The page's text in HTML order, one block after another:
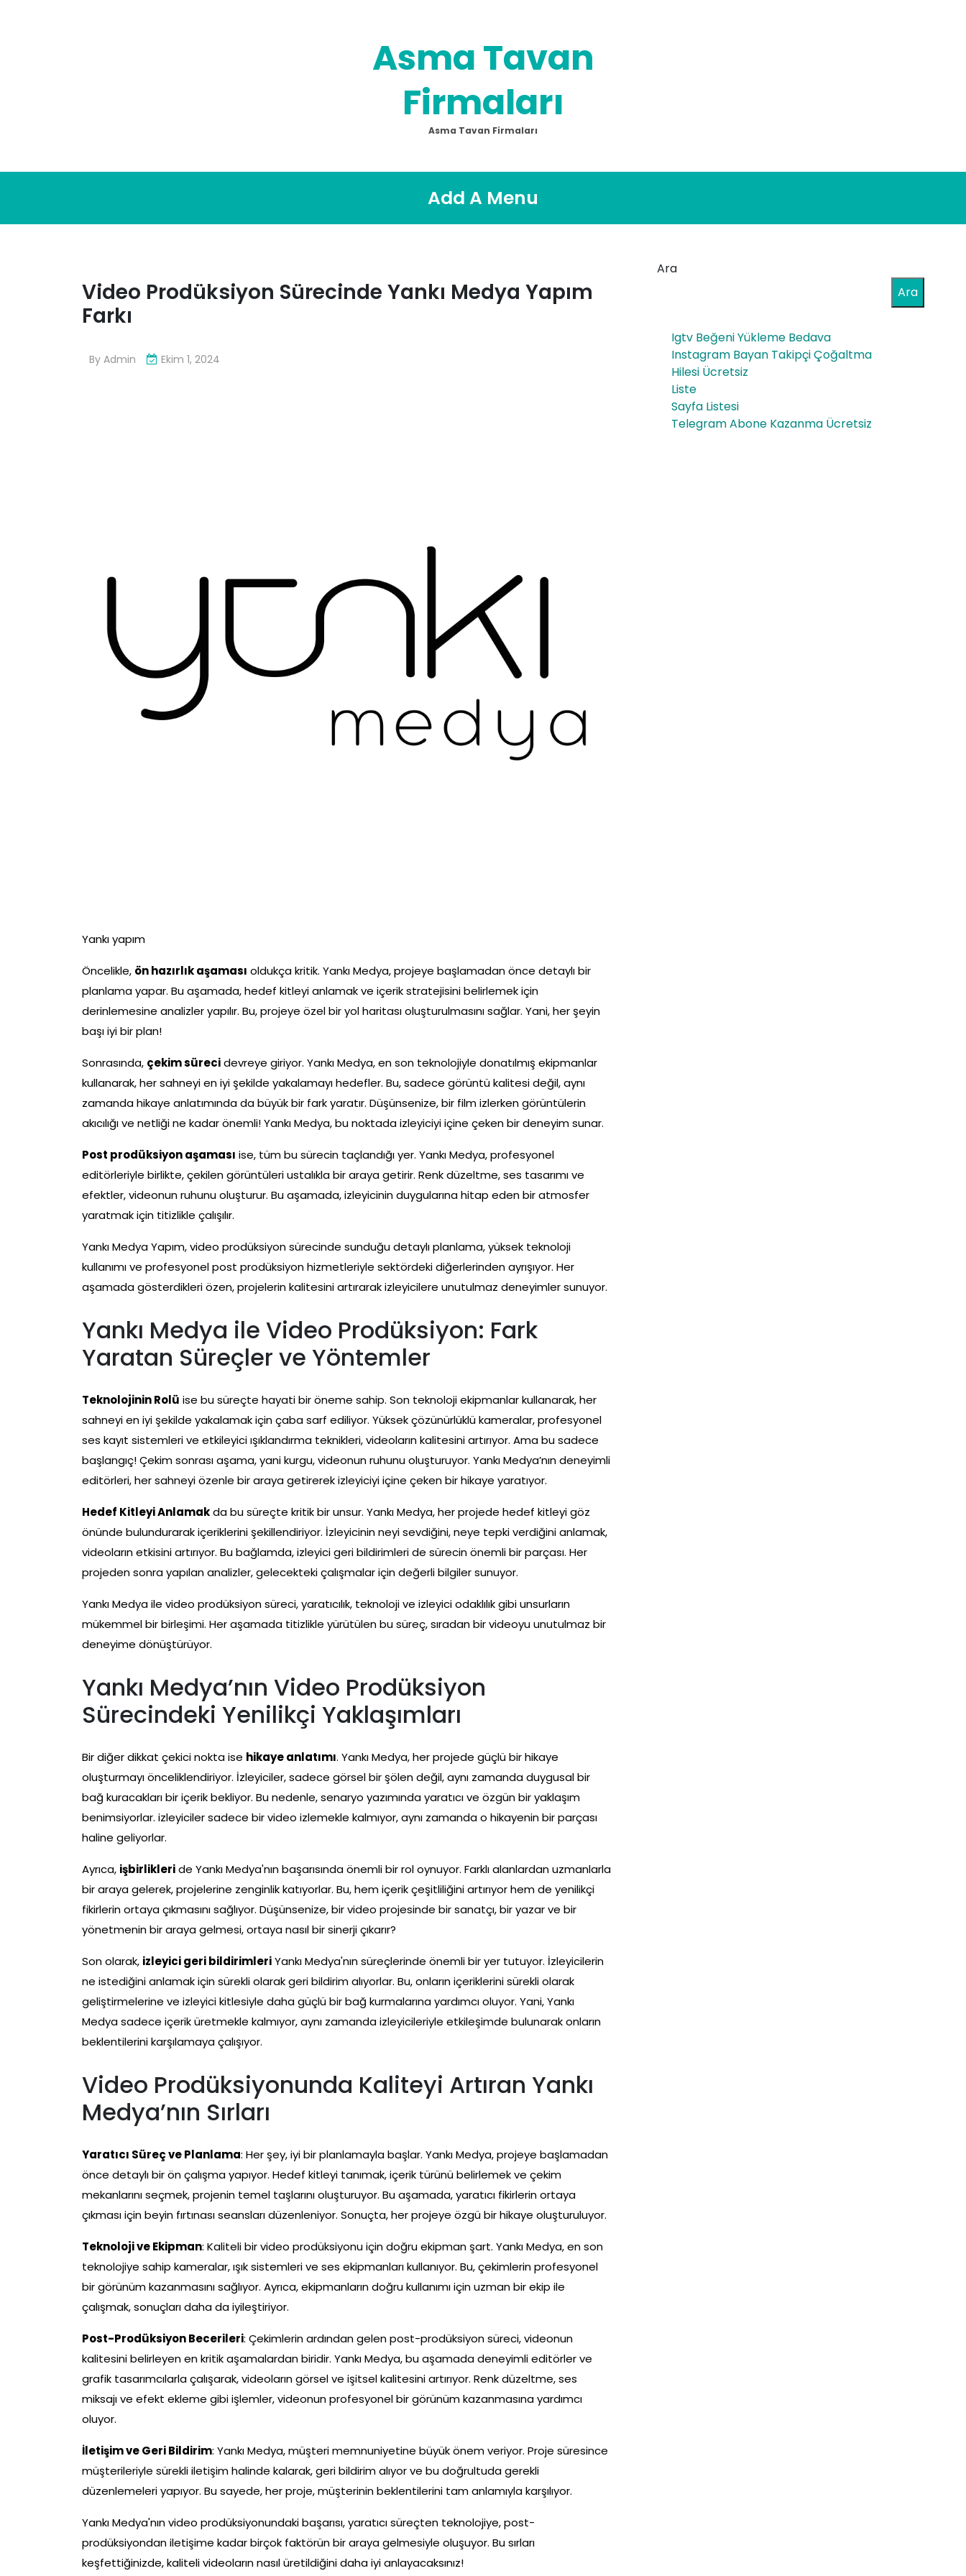
Asma Tavan
Firmaları
Asma Tavan Firmaları
Add A Menu
Video Prodüksiyon Sürecinde Yankı Medya Yapım
Farkı
By Admin Ekim 1, 2024
Yankı yapım
Öncelikle, ön hazırlık aşaması oldukça kritik. Yankı Medya, projeye başlamadan önce detaylı bir
planlama yapar. Bu aşamada, hedef kitleyi anlamak ve içerik stratejisini belirlemek için
derinlemesine analizler yapılır. Bu, projeye özel bir yol haritası oluşturulmasını sağlar. Yani, her şeyin
başı iyi bir plan!
Sonrasında, çekim sürecidevreye giriyor. Yankı Medya, en son teknolojiyle donatılmış ekipmanlar
kullanarak, her sahneyi en iyi şekilde yakalamayı hedefler. Bu, sadece görüntü kalitesi değil, aynı
zamanda hikaye anlatımında da büyük bir fark yaratır. Düşünsenize, bir film izlerken görüntülerin
akıcılığı ve netliği ne kadar önemli! Yankı Medya, bu noktada izleyiciyi içine çeken bir deneyim sunar.
Post prodüksiyon aşaması ise, tüm bu sürecin taçlandığı yer. Yankı Medya, profesyonel
editörleriyle birlikte, çekilen görüntüleri ustalıkla bir araya getirir. Renk düzeltme, ses tasarımı ve
efektler, videonun ruhunu oluşturur. Bu aşamada, izleyicinin duygularına hitap eden bir atmosfer
yaratmak için titizlikle çalışılır.
Yankı Medya Yapım, video prodüksiyon sürecinde sunduğu detaylı planlama, yüksek teknoloji
kullanımı ve profesyonel post prodüksiyon hizmetleriyle sektördeki diğerlerinden ayrışıyor. Her
aşamada gösterdikleri özen, projelerin kalitesini artırarak izleyicilere unutulmaz deneyimler sunuyor.
Yankı Medya ile Video Prodüksiyon: Fark
Yaratan Süreçler ve Yöntemler
Teknolojinin Rolü ise bu süreçte hayati bir öneme sahip. Son teknoloji ekipmanlar kullanarak, her
sahneyi en iyi şekilde yakalamak için çaba sarf ediliyor. Yüksek çözünürlüklü kameralar, profesyonel
ses kayıt sistemleri ve etkileyici ışıklandırma teknikleri, videoların kalitesini artırıyor. Ama bu sadece
başlangıç! Çekim sonrası aşama, yani kurgu, videonun ruhunu oluşturuyor. Yankı Medya’nın deneyimli
editörleri, her sahneyi özenle bir araya getirerek izleyiciyi içine çeken bir hikaye yaratıyor.
Hedef Kitleyi Anlamakda bu süreçte kritik bir unsur. Yankı Medya, her projede hedef kitleyi göz
önünde bulundurarak içeriklerini şekillendiriyor. İzleyicinin neyi sevdiğini, neye tepki verdiğini anlamak,
videoların etkisini artırıyor. Bu bağlamda, izleyici geri bildirimleri de sürecin önemli bir parçası. Her
projeden sonra yapılan analizler, gelecekteki çalışmalar için değerli bilgiler sunuyor.
Yankı Medya ile video prodüksiyon süreci, yaratıcılık, teknoloji ve izleyici odaklılık gibi unsurların
mükemmel bir birleşimi. Her aşamada titizlikle yürütülen bu süreç, sıradan bir videoyu unutulmaz bir
deneyime dönüştürüyor.
Yankı Medya’nın Video Prodüksiyon
Sürecindeki Yenilikçi Yaklaşımları
Bir diğer dikkat çekici nokta ise hikaye anlatımı. Yankı Medya, her projede güçlü bir hikaye
oluşturmayı önceliklendiriyor. İzleyiciler, sadece görsel bir şölen değil, aynı zamanda duygusal bir
bağ kuracakları bir içerik bekliyor. Bu nedenle, senaryo yazımında yaratıcı ve özgün bir yaklaşım
benimsiyorlar. izleyiciler sadece bir video izlemekle kalmıyor, aynı zamanda o hikayenin bir parçası
haline geliyorlar.
Ayrıca, işbirlikleride Yankı Medya'nın başarısında önemli bir rol oynuyor. Farklı alanlardan uzmanlarla
bir araya gelerek, projelerine zenginlik katıyorlar. Bu, hem içerik çeşitliliğini artırıyor hem de yenilikçi
fikirlerin ortaya çıkmasını sağlıyor. Düşünsenize, bir video projesinde bir sanatçı, bir yazar ve bir
yönetmenin bir araya gelmesi, ortaya nasıl bir sinerji çıkarır?
Son olarak, izleyici geri bildirimleriYankı Medya'nın süreçlerinde önemli bir yer tutuyor. İzleyicilerin
ne istediğini anlamak için sürekli olarak geri bildirim alıyorlar. Bu, onların içeriklerini sürekli olarak
geliştirmelerine ve izleyici kitlesiyle daha güçlü bir bağ kurmalarına yardımcı oluyor. Yani, Yankı
Medya sadece içerik üretmekle kalmıyor, aynı zamanda izleyicileriyle etkileşimde bulunarak onların
beklentilerini karşılamaya çalışıyor.
Video Prodüksiyonunda Kaliteyi Artıran Yankı
Medya’nın Sırları
Yaratıcı Süreç ve Planlama: Her şey, iyi bir planlamayla başlar. Yankı Medya, projeye başlamadan
önce detaylı bir ön çalışma yapıyor. Hedef kitleyi tanımak, içerik türünü belirlemek ve çekim
mekanlarını seçmek, projenin temel taşlarını oluşturuyor. Bu aşamada, yaratıcı fikirlerin ortaya
çıkması için beyin fırtınası seansları düzenleniyor. Sonuçta, her projeye özgü bir hikaye oluşturuluyor.
Teknoloji ve Ekipman: Kaliteli bir video prodüksiyonu için doğru ekipman şart. Yankı Medya, en son
teknolojiye sahip kameralar, ışık sistemleri ve ses ekipmanları kullanıyor. Bu, çekimlerin profesyonel
bir görünüm kazanmasını sağlıyor. Ayrıca, ekipmanların doğru kullanımı için uzman bir ekip ile
çalışmak, sonuçları daha da iyileştiriyor.
Post-Prodüksiyon Becerileri: Çekimlerin ardından gelen post-prodüksiyon süreci, videonun
kalitesini belirleyen en kritik aşamalardan biridir. Yankı Medya, bu aşamada deneyimli editörler ve
grafik tasarımcılarla çalışarak, videoların görsel ve işitsel kalitesini artırıyor. Renk düzeltme, ses
miksajı ve efekt ekleme gibi işlemler, videonun profesyonel bir görünüm kazanmasına yardımcı
oluyor.
İletişim ve Geri Bildirim: Yankı Medya, müşteri memnuniyetine büyük önem veriyor. Proje süresince
müşterileriyle sürekli iletişim halinde kalarak, geri bildirim alıyor ve bu doğrultuda gerekli
düzenlemeleri yapıyor. Bu sayede, her proje, müşterinin beklentilerini tam anlamıyla karşılıyor.
Yankı Medya'nın video prodüksiyonundaki başarısı, yaratıcı süreçten teknolojiye, post-
prodüksiyondan iletişime kadar birçok faktörün bir araya gelmesiyle oluşuyor. Bu sırları
keşfettiğinizde, kaliteli videoların nasıl üretildiğini daha iyi anlayacaksınız!
Ara
Ara
Igtv Beğeni Yükleme Bedava
Instagram Bayan Takipçi Çoğaltma
Hilesi Ücretsiz
Liste
Sayfa Listesi
Telegram Abone Kazanma Ücretsiz